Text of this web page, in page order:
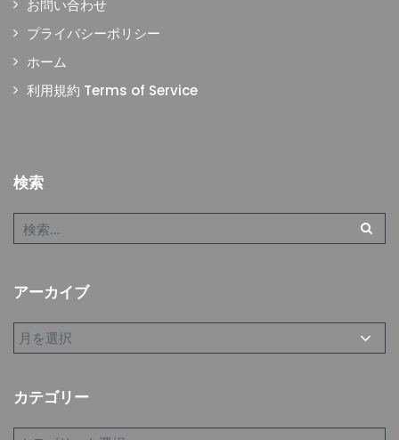
お問い合わせ
プライバシーポリシー
ホーム
利用規約 Terms of Service
検索
アーカイブ
カテゴリー